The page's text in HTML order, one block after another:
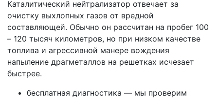
Каталитический нейтрализатор отвечает за
очистку выхлопных газов от вредной
составляющей. Обычно он рассчитан на пробег 100
– 120 тысяч километров, но при низком качестве
топлива и агрессивной манере вождения
напыление драгметаллов на решетках исчезает
быстрее.
бесплатная диагностика — мы проверим